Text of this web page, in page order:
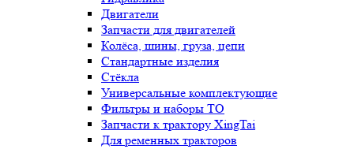
Двигатели
Запчасти для двигателей
Колёса, шины, груза, цепи
Стандартные изделия
Стёкла
Универсальные комплектующие
Фильтры и наборы ТО
Запчасти к трактору XingTai
Для ременных тракторов